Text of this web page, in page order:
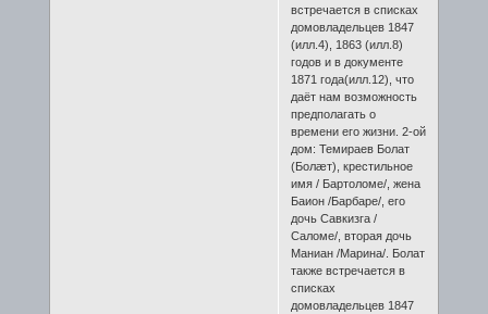
встречается в списках
домовладельцев 1847
(илл.4), 1863 (илл.8)
годов и в документе
1871 года(илл.12), что
даёт нам возможность
предполагать о
времени его жизни. 2-ой
дом: Темираев Болат
(Болæт), крестильное
имя / Бартоломе/, жена
Баион /Барбаре/, его
дочь Савкизга /
Саломе/, вторая дочь
Маниан /Марина/. Болат
также встречается в
списках
домовладельцев 1847